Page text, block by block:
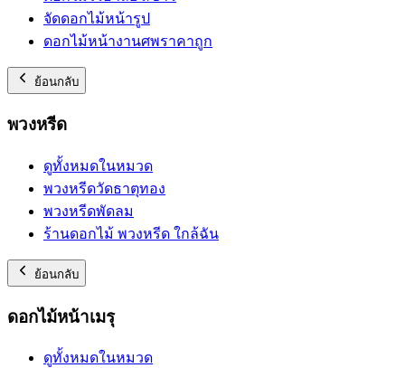
จัดดอกไม้หน้ารูป
ดอกไม้หน้างานศพราคาถูก
ย้อนกลับ
พวงหรีด
ดูทั้งหมดในหมวด
พวงหรีดวัดธาตุทอง
พวงหรีดพัดลม
ร้านดอกไม้ พวงหรีด ใกล้ฉัน
ย้อนกลับ
ดอกไม้หน้าเมรุ
ดูทั้งหมดในหมวด